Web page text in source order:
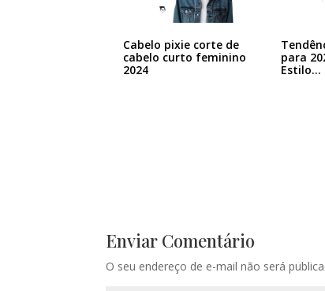
Cabelo pixie corte de
cabelo curto feminino
2024
para
Estilo…
Enviar Comentário
O seu endereço de e-mail não será